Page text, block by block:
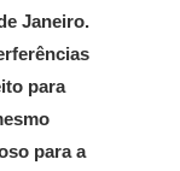
Janeiro.
para
para a